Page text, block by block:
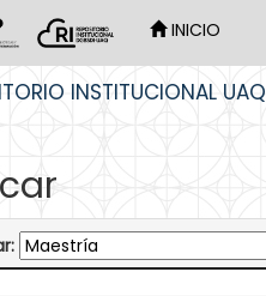
INICIO
INSTITUCIONAL UAQ